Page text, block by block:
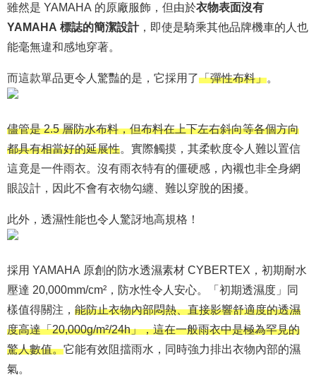
雖然是 YAMAHA 的原廠服飾，但由於衣物表面沒有
YAMAHA 標誌的簡潔設計，即使是騎乘其他品牌機車的人也
能毫無違和感地穿著。
而這款單品更令人驚豔的是，它採用了「彈性布料」
儘管是 2.5 層防水布料，但布料在上下左右斜向等各個方向
都具有相當好的延展性 。實際觸摸，其柔軟度令人難以置信
這竟是一件雨衣。沒有雨衣特有的僵硬感，內襯也非全身網
眼設計，因此不會有衣物勾纏、難以穿脫的困擾。
此外，透濕性能也令人驚訝地高規格！
採用 YAMAHA 原創的防水透濕素材 CYBERTEX，初期耐水
壓達 20,000mm/cm²，防水性令人安心。「初期透濕度」同
樣值得關注， 能防止衣物內部悶熱、直接影響舒適度的透濕
度高達「20,000g/m²/24h」，這在一般雨衣中是極為罕見的
驚人數值。它能有效阻擋雨水，同時強力排出衣物內部的濕
氣。